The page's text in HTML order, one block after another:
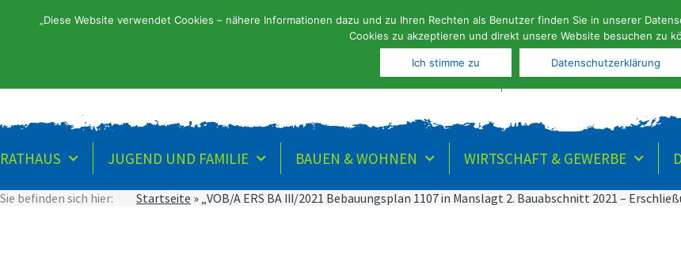
Startseite Aktuelles Wahlen Kontakt Stellenangebote
...
FERIEN- | KUNST- UND
RATHAUS JUGEND UND FAMILIE BAUEN & WOHNEN WIRTSCHAFT & GEWERBE
Sie befinden sich hier: Startseite » „VOB/A ERS BA III/2021 Bebauungsplan 1107 in Manslagt 2. Bauabschnitt 2021 –
„Diese Website verwendet Cookies – nähere Informationen dazu und zu Ihren Rechten als Benutzer finden Sie in unserer
Cookies zu akzeptieren und direkt unsere Website besuchen zu
Ich stimme zu Datenschutzerklärung